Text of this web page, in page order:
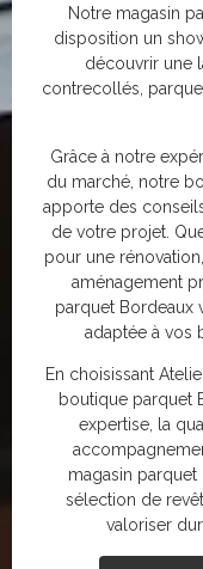
Notre magasin
disposition un
découvrir une
contrecollés,
Grâce à notre
du marché, notre
apporte des
de votre projet.
pour une
aménagement
parquet Bordeaux
adaptée à vos
En choisissant
boutique parquet
expertise, la
magasin
sélection de
valoriser